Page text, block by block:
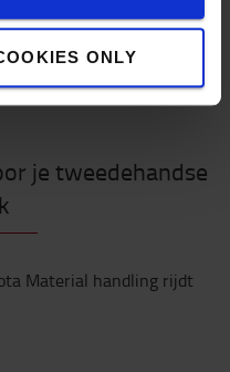
ONLY
je tweedehandse